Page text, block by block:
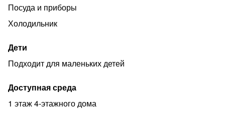
Университет, знаменитый Ленинградский рынок с
различными вкуснейшими продуктами, множество
В одной остановке на метро стадионы ВТБ Арена и
Мегаспорт, крупнейший ТЦ Авиапарк, Ходынское поле
Комфортная двуспальная кровать
Постельное бельё и полотенца после
Посуда и приборы
Холодильник
Дети
Подходит для маленьких детей
Доступная среда
1 этаж 4-этажного дома